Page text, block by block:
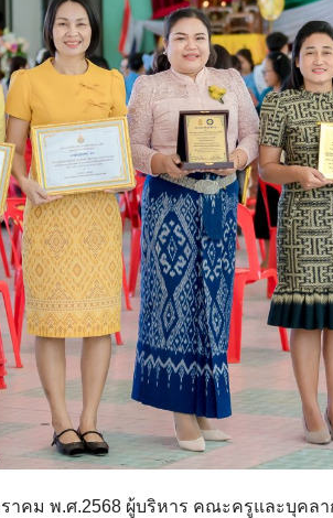
าคม พ.ศ.2568 ผู้บริหาร คณะครูและบุคล